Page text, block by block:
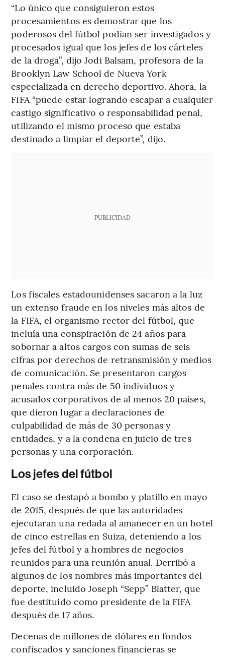
“Lo único que consiguieron estos
procesamientos es demostrar que los
poderosos del fútbol podían ser investigados y
procesados igual que los jefes de los cárteles
de la droga”, dijo Jodi Balsam, profesora de la
Brooklyn Law School de Nueva York
especializada en derecho deportivo. Ahora, la
FIFA “puede estar logrando escapar a cualquier
castigo significativo o responsabilidad penal,
utilizando el mismo proceso que estaba
destinado a limpiar el deporte”, dijo.
PUBLICIDAD
Los fiscales estadounidenses sacaron a la luz
un extenso fraude en los niveles más altos de
la FIFA, el organismo rector del fútbol, que
incluía una conspiración de 24 años para
sobornar a altos cargos con sumas de seis
cifras por derechos de retransmisión y medios
de comunicación. Se presentaron cargos
penales contra más de 50 individuos y
acusados corporativos de al menos 20 países,
que dieron lugar a declaraciones de
culpabilidad de más de 30 personas y
entidades, y a la condena en juicio de tres
personas y una corporación.
Los jefes del fútbol
El caso se destapó a bombo y platillo en mayo
de 2015, después de que las autoridades
ejecutaran una redada al amanecer en un hotel
de cinco estrellas en Suiza, deteniendo a los
jefes del fútbol y a hombres de negocios
reunidos para una reunión anual. Derribó a
algunos de los nombres más importantes del
deporte, incluido Joseph “Sepp” Blatter, que
fue destituido como presidente de la FIFA
después de 17 años.
Decenas de millones de dólares en fondos
confiscados y sanciones financieras se